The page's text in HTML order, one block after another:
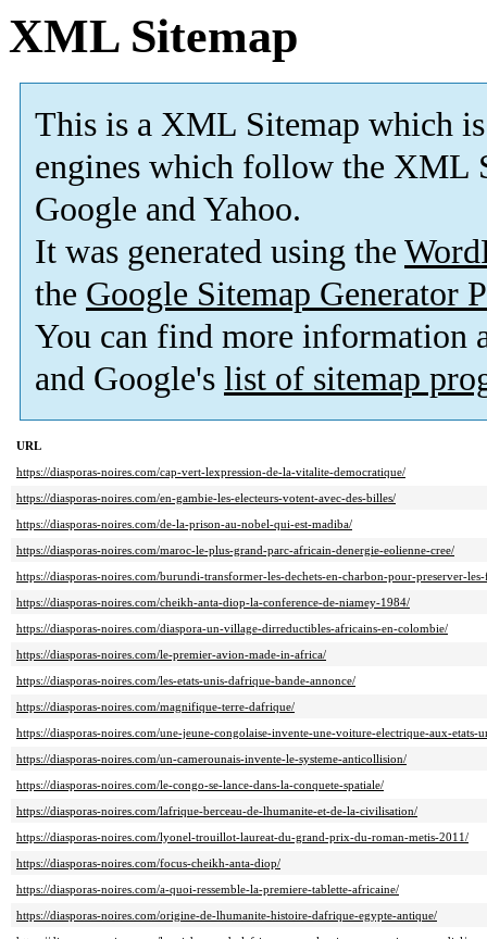
XML Sitemap
This is a XML Sitemap which is
engines which follow the XML
Google and Yahoo.
It was generated using the
the Google Sitemap Generator
You can find more information
and Google's list of sitemap
URL
https://diasporas-noires.com/cap-vert-lexpression-de-la-vitalite-democratique/
https://diasporas-noires.com/en-gambie-les-electeurs-votent-avec-des-billes/
https://diasporas-noires.com/de-la-prison-au-nobel-qui-est-madiba/
https://diasporas-noires.com/maroc-le-plus-grand-parc-africain-denergie-eolienne-cree/
https://diasporas-noires.com/burundi-transformer-les-dechets-en-charbon-pour-preserver-
https://diasporas-noires.com/cheikh-anta-diop-la-conference-de-niamey-1984/
https://diasporas-noires.com/diaspora-un-village-dirreductibles-africains-en-colombie/
https://diasporas-noires.com/le-premier-avion-made-in-africa/
https://diasporas-noires.com/les-etats-unis-dafrique-bande-annonce/
https://diasporas-noires.com/magnifique-terre-dafrique/
https://diasporas-noires.com/une-jeune-congolaise-invente-une-voiture-electrique-aux-etats-
https://diasporas-noires.com/un-camerounais-invente-le-systeme-anticollision/
https://diasporas-noires.com/le-congo-se-lance-dans-la-conquete-spatiale/
https://diasporas-noires.com/lafrique-berceau-de-lhumanite-et-de-la-civilisation/
https://diasporas-noires.com/lyonel-trouillot-laureat-du-grand-prix-du-roman-metis-2011/
https://diasporas-noires.com/focus-cheikh-anta-diop/
https://diasporas-noires.com/a-quoi-ressemble-la-premiere-tablette-africaine/
https://diasporas-noires.com/origine-de-lhumanite-histoire-dafrique-egypte-antique/